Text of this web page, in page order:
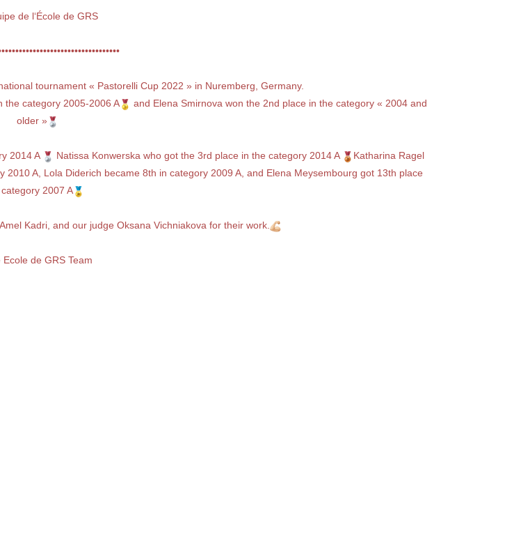
de l‘École de GRS
tournament « Pastorelli Cup 2022 » in Nuremberg, Germany.
the category 2005-2006 A
and Elena Smirnova won the 2nd place in the category « 2004 and
older »
2014 A Natissa Konwerska who got the 3rd place in the category 2014 A
Katharina Ragel
A, Lola Diderich became 8th in category 2009 A, and Elena Meysembourg got 13th place
category 2007 A
Kadri, and our judge Oksana Vichniakova for their work.
Ecole de GRS Team